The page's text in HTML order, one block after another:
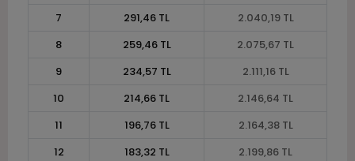
7
291,46 TL
2.040,19 TL
8
259,46 TL
2.075,67 TL
9
234,57 TL
2.111,16 TL
10
214,66 TL
2.146,64 TL
11
196,76 TL
2.164,38 TL
12
183,32 TL 2.199,86 TL